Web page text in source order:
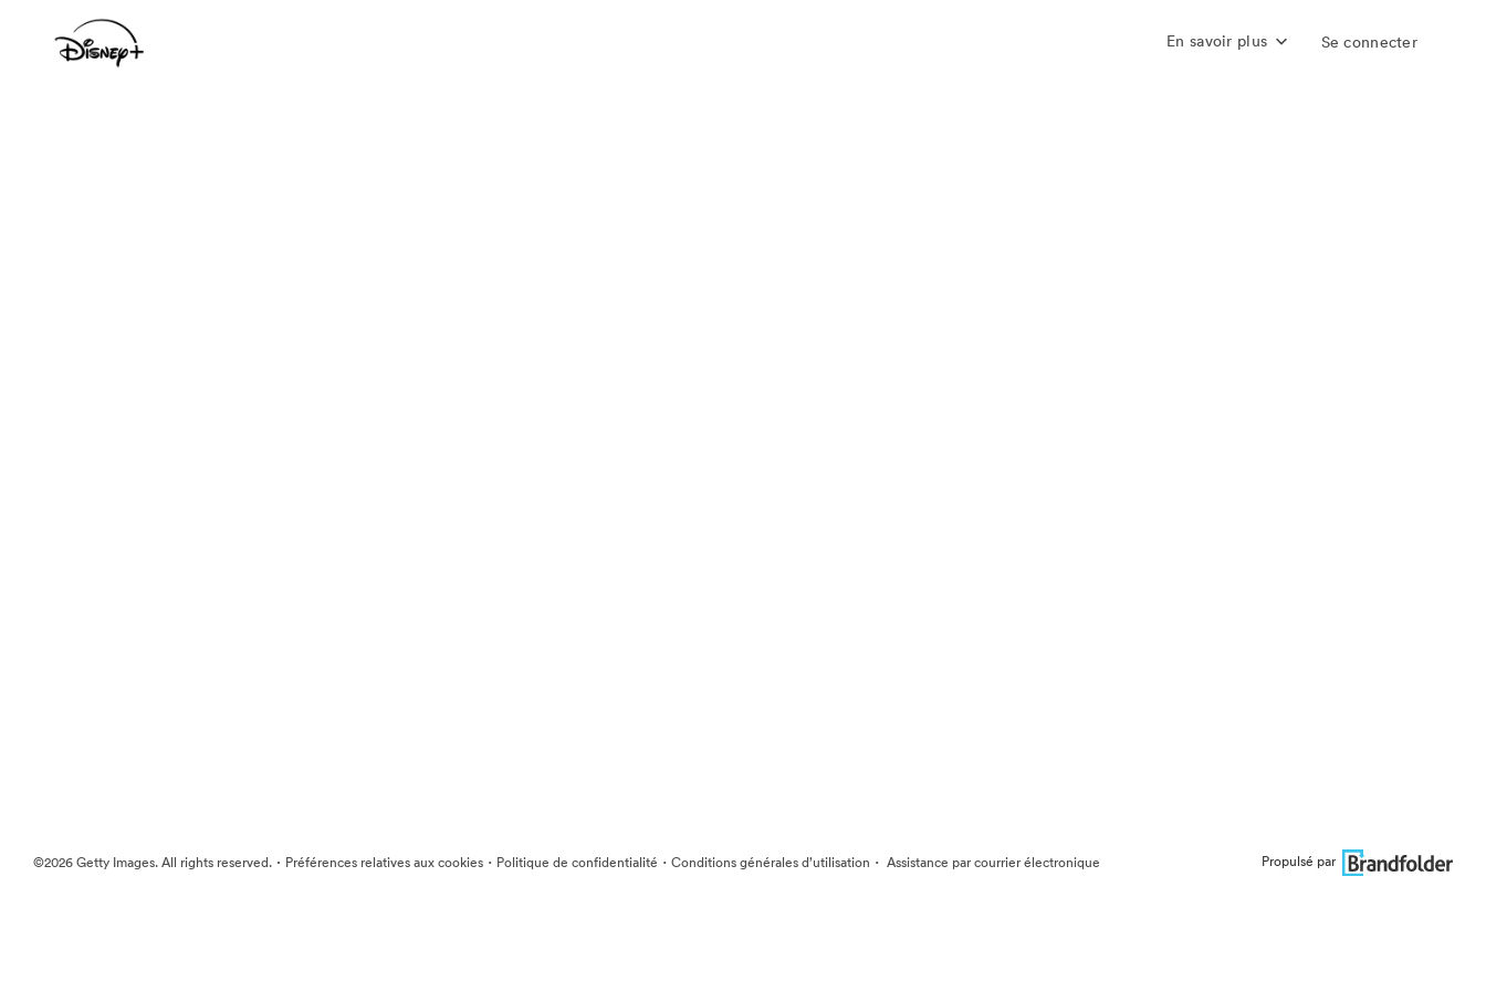
En savoir plus Se connecter
©2026 Getty Images. All rights reserved. · Préférences relatives aux cookies · Politique de confidentialité · Conditions générales d’utilisation · Assistance par courrier électronique Propulsé par